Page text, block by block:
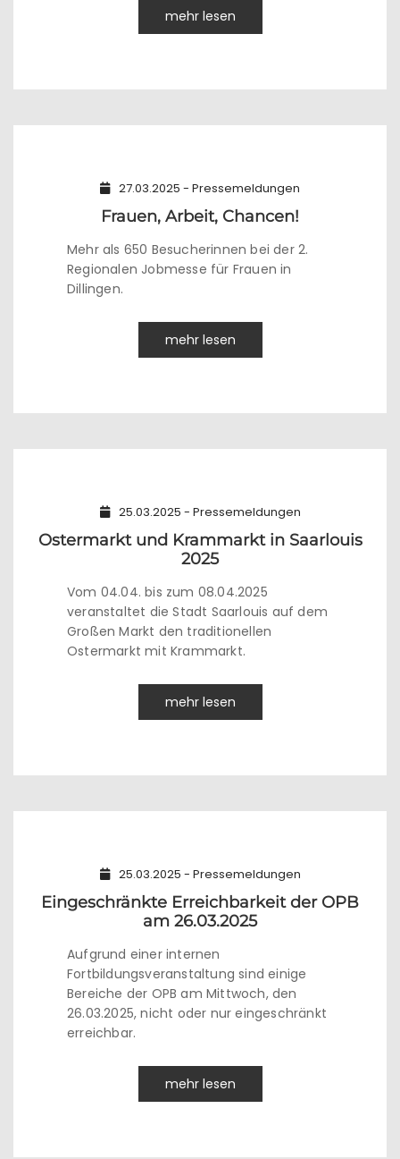
mehr lesen
27.03.2025 - Pressemeldungen
Frauen, Arbeit, Chancen!
Mehr als 650 Besucherinnen bei der 2.
Regionalen Jobmesse für Frauen in
Dillingen.
mehr lesen
25.03.2025 - Pressemeldungen
Ostermarkt und Krammarkt in Saarlouis
2025
Vom 04.04. bis zum 08.04.2025
veranstaltet die Stadt Saarlouis auf dem
Großen Markt den traditionellen
Ostermarkt mit Krammarkt.
mehr lesen
25.03.2025 - Pressemeldungen
Eingeschränkte Erreichbarkeit der OPB
am 26.03.2025
Aufgrund einer internen
Fortbildungsveranstaltung sind einige
Bereiche der OPB am Mittwoch, den
26.03.2025, nicht oder nur eingeschränkt
erreichbar.
mehr lesen